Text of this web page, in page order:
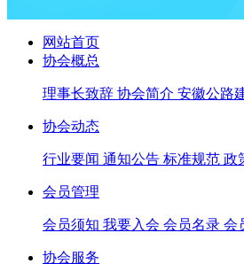
网站首页
协会概总
理事长致辞 协会简介 安徽公路
协会动态
行业要闻 通知公告 标准规范 政
会员管理
会员须知 我要入会 会员名录 会
协会服务